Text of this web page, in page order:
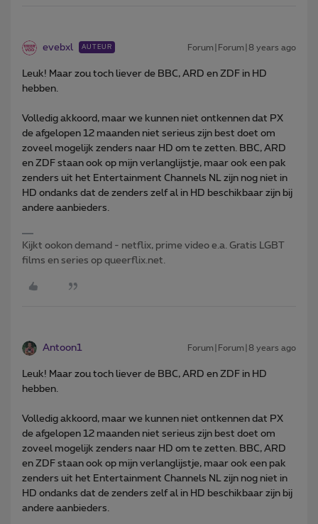
evebxl AUTEUR Forum|Forum|8 years ago
Leuk! Maar zou toch liever de BBC, ARD en ZDF in HD
hebben.
Volledig akkoord, maar we kunnen niet ontkennen dat PX
de afgelopen 12 maanden niet serieus zijn best doet om
zoveel mogelijk zenders naar HD om te zetten. BBC, ARD
en ZDF staan ook op mijn verlanglijstje, maar ook een pak
zenders uit het Entertainment Channels NL zijn nog niet in
HD ondanks dat de zenders zelf al in HD beschikbaar zijn bij
andere aanbieders.
Kijkt ookon demand - netflix, prime video e.a. Gratis LGBT
films en series op queerflix.net.
Antoon1 Forum|Forum|8 years ago
Leuk! Maar zou toch liever de BBC, ARD en ZDF in HD
hebben.
Volledig akkoord, maar we kunnen niet ontkennen dat PX
de afgelopen 12 maanden niet serieus zijn best doet om
zoveel mogelijk zenders naar HD om te zetten. BBC, ARD
en ZDF staan ook op mijn verlanglijstje, maar ook een pak
zenders uit het Entertainment Channels NL zijn nog niet in
HD ondanks dat de zenders zelf al in HD beschikbaar zijn bij
andere aanbieders.